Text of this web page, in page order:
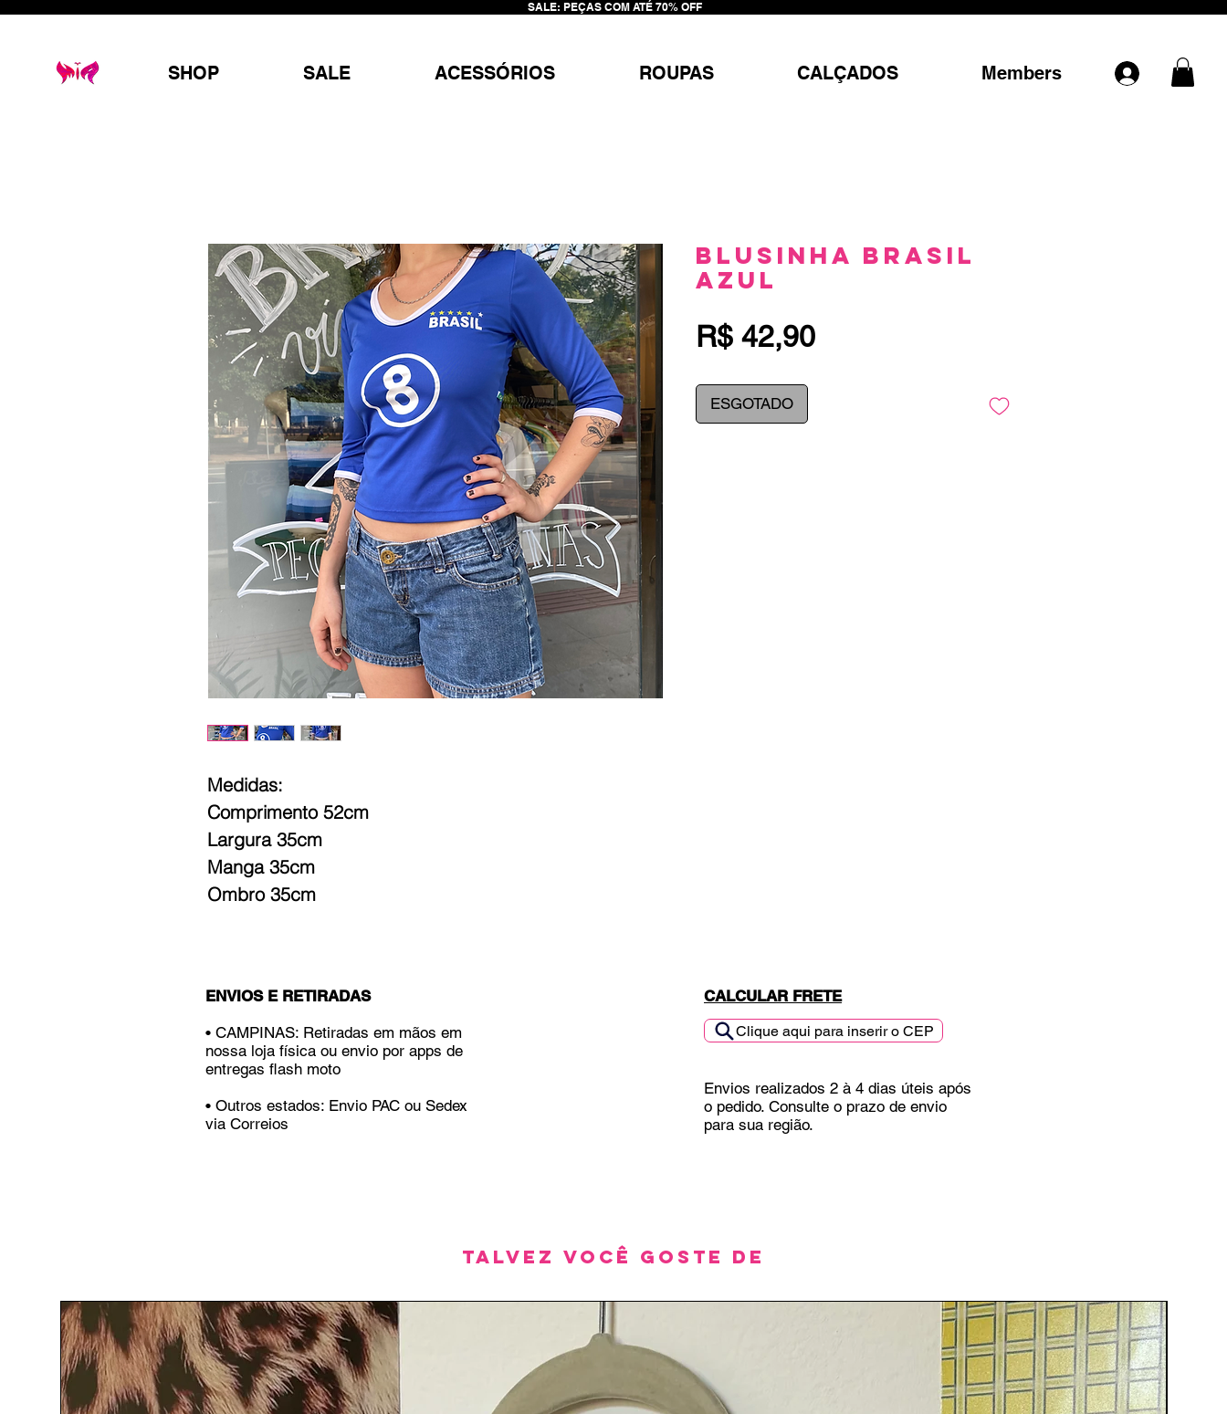
SALE: PEÇAS COM ATÉ 70% OFF
SHOP SALE ACESSÓRIOS ROUPAS CALÇADOS Members
Medidas:
Comprimento 52cm
Largura 35cm
Manga 35cm
Ombro 35cm
Blusinha Brasil
Azul
R$ 42,90Preço
ESGOTADO
ENVIOS E RETIRADAS
• CAMPINAS: Retiradas em mãos em
nossa loja física ou envio por apps de
entregas flash moto
• Outros estados: Envio PAC ou Sedex
via Correios
CALCULAR FRETE
Clique aqui para inserir o CEP
Envios realizados 2 à 4 dias úteis após
o pedido. Consulte o prazo de envio
para sua região.
Talvez você goste de